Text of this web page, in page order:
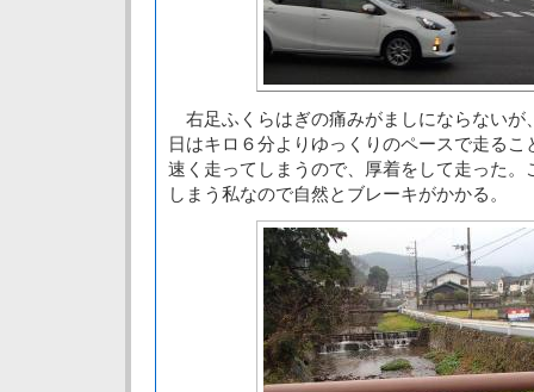
右足ふくらはぎの痛みがましにならないが
日はキロ６分よりゆっくりのペースで走る
速く走ってしまうので、厚着をして走った。
しまう私なので自然とブレーキがかかる。